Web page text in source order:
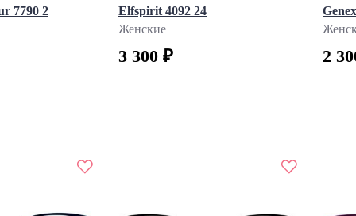
7790 2
Elfspirit 4092 24
Женские
3 300 ₽ 2